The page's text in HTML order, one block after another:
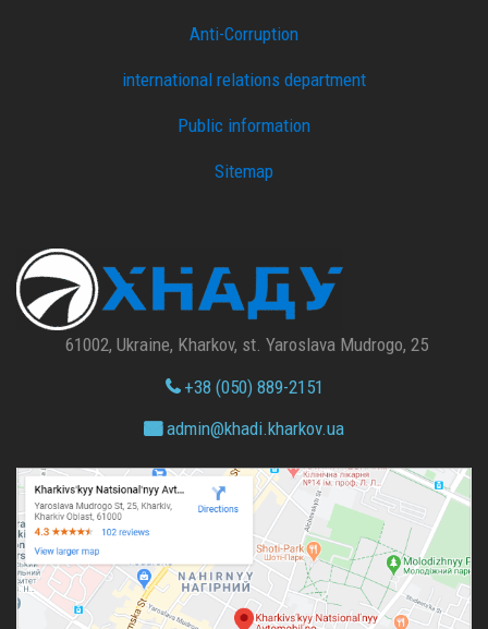
Anti-Corruption
international relations department
Public information
Sitemap
61002, Ukraine, Kharkov, st. Yaroslava Mudrogo, 25
+38 (050) 889-2151
admin@khadi.kharkov.ua